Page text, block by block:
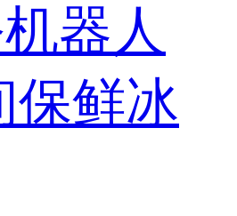
器人
保鲜冰